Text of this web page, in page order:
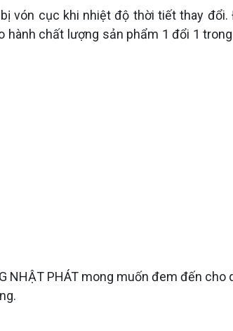
vón cục khi nhiệt độ thời tiết thay
hành chất lượng sản phẩm 1 đổi 1
NHẬT PHÁT mong muốn đem đến cho